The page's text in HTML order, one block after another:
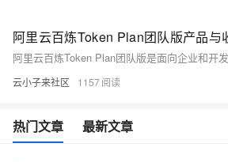
云小子来社区 1157
热门文章 最新文章